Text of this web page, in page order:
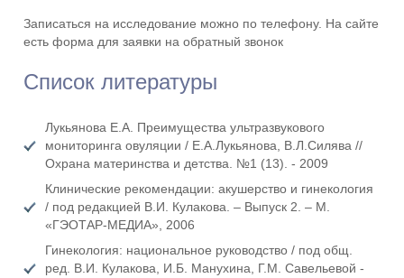
Записаться на исследование можно по телефону. На сайте
есть форма для заявки на обратный звонок
Список литературы
Лукьянова Е.А. Преимущества ультразвукового
мониторинга овуляции / Е.А.Лукьянова, В.Л.Силява //
Охрана материнства и детства. №1 (13). - 2009
Клинические рекомендации: акушерство и гинекология
/ под редакцией В.И. Кулакова. – Выпуск 2. – М.
«ГЭОТАР-МЕДИА», 2006
Гинекология: национальное руководство / под общ.
ред. В.И. Кулакова, И.Б. Манухина, Г.М. Савельевой -